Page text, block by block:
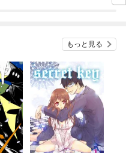
し
もっと見る